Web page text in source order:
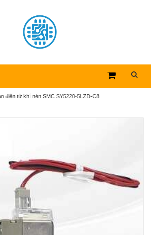
điện tử khí nén SMC SY5220-5LZD-C8